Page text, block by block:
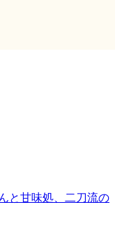
と甘味処、二刀流の